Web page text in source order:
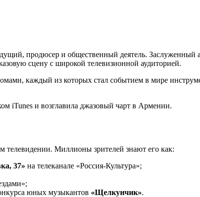
продюсер и общественный деятель. Заслуженный
сцену с широкой телевизионной аудиторией.
каждый из которых стал событием в мире
iTunes и возглавила джазовый чарт в Армении.
телевидении. Миллионы зрителей знают его как:
37» на телеканале «Россия-Культура»;
юных музыкантов «Щелкунчик».